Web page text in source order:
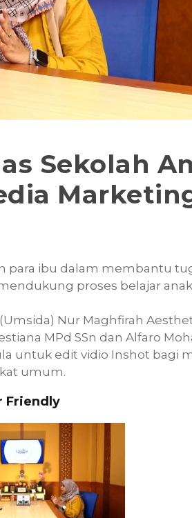
Sekolah
para ibu dalam membantu
proses belajar
Nur Maghfirah
MPd SSn dan Alfaro
untuk edit vidio Inshot bagi
umum.
Friendly